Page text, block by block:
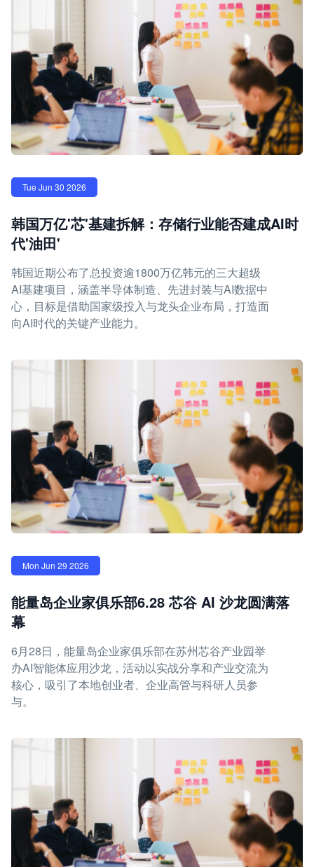
Tue Jun 30 2026
韩国万亿'芯'基建拆解：存储行业能否建成AI时
代'油田'
韩国近期公布了总投资逾1800万亿韩元的三大超级
AI基建项目，涵盖半导体制造、先进封装与AI数据中
心，目标是借助国家级投入与龙头企业布局，打造面
向AI时代的关键产业能力。
Mon Jun 29 2026
能量岛企业家俱乐部6.28 芯谷 AI 沙龙圆满落
幕
6月28日，能量岛企业家俱乐部在苏州芯谷产业园举
办AI智能体应用沙龙，活动以实战分享和产业交流为
核心，吸引了本地创业者、企业高管与科研人员参
与。